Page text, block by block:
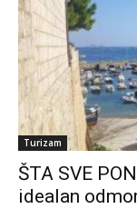
Turizam
ŠTA SVE
idealan